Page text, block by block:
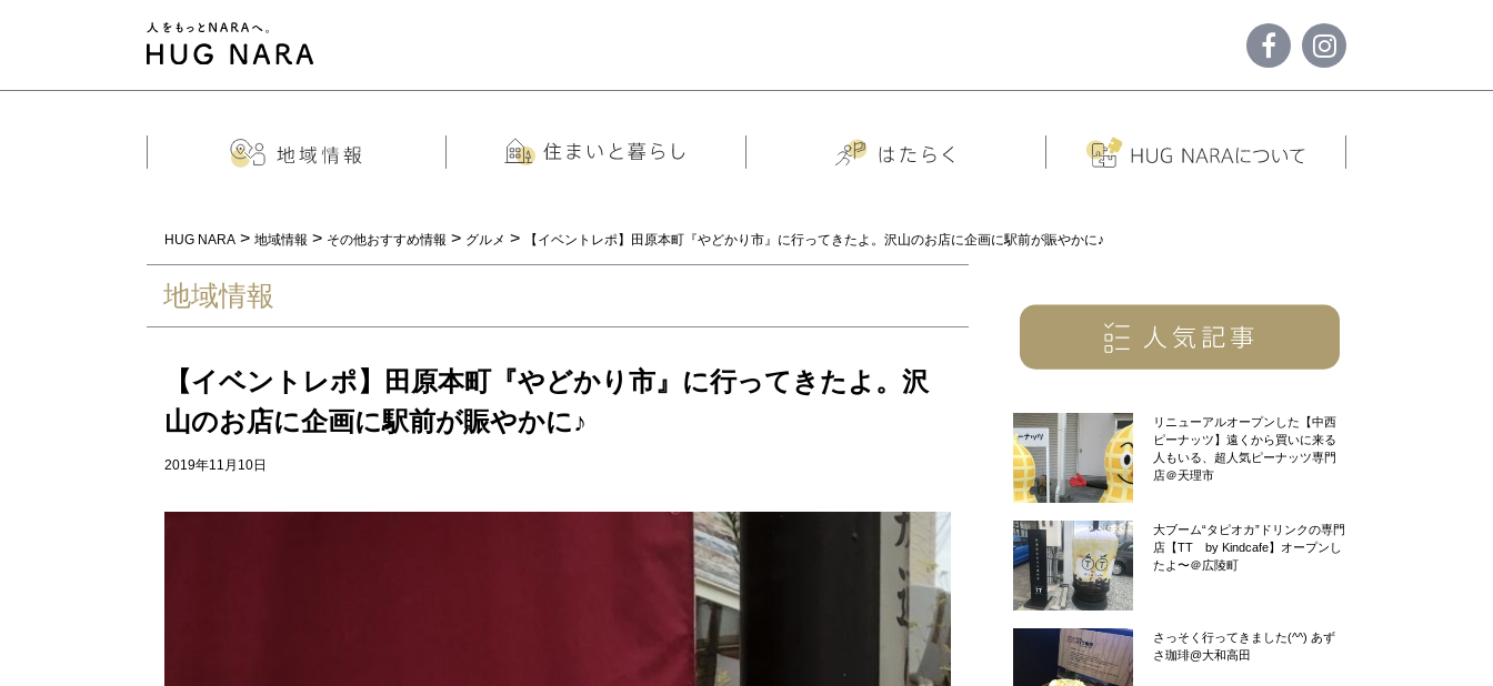
HUG NARA > 地域情報 > その他おすすめ情報 > グルメ > 【イベントレポ】田原本町『やどかり市』に行ってきたよ。沢山のお店に企画に駅前が賑やかに♪
地域情報
【イベントレポ】田原本町『やどかり市』に行ってきたよ。沢
山のお店に企画に駅前が賑やかに♪
2019年11月10日
リニューアルオープンした【中西
ピーナッツ】遠くから買いに来る
人もいる、超人気ピーナッツ専門
店＠天理市
大ブーム“タピオカ”ドリンクの専門
店【TT by Kindcafe】オープンし
たよ〜＠広陵町
さっそく行ってきました(^^) あず
さ珈琲@大和高田